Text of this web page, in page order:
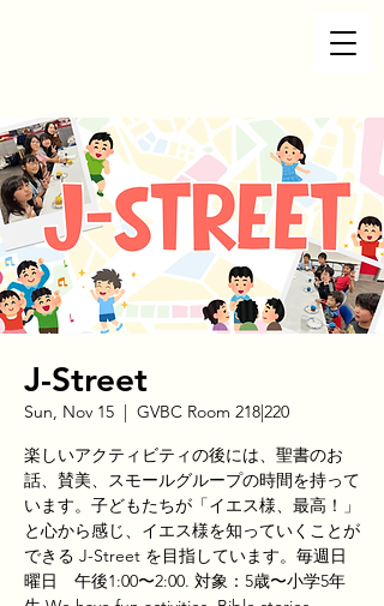
J-Street
Sun, Nov 15
  |
GVBC Room 218|220
楽しいアクティビティの後には、聖書のお
話、賛美、スモールグループの時間を持って
います。子どもたちが「イエス様、最高！」
と心から感じ、イエス様を知っていくことが
できる J-Street を目指しています。毎週日
曜日 午後1:00〜2:00. 対象：5歳〜小学5年